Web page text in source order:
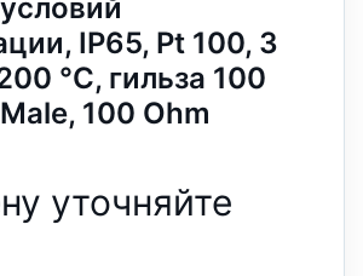
IP65, Pt 100, 3
°C, гильза 100
100 Ohm
уточняйте